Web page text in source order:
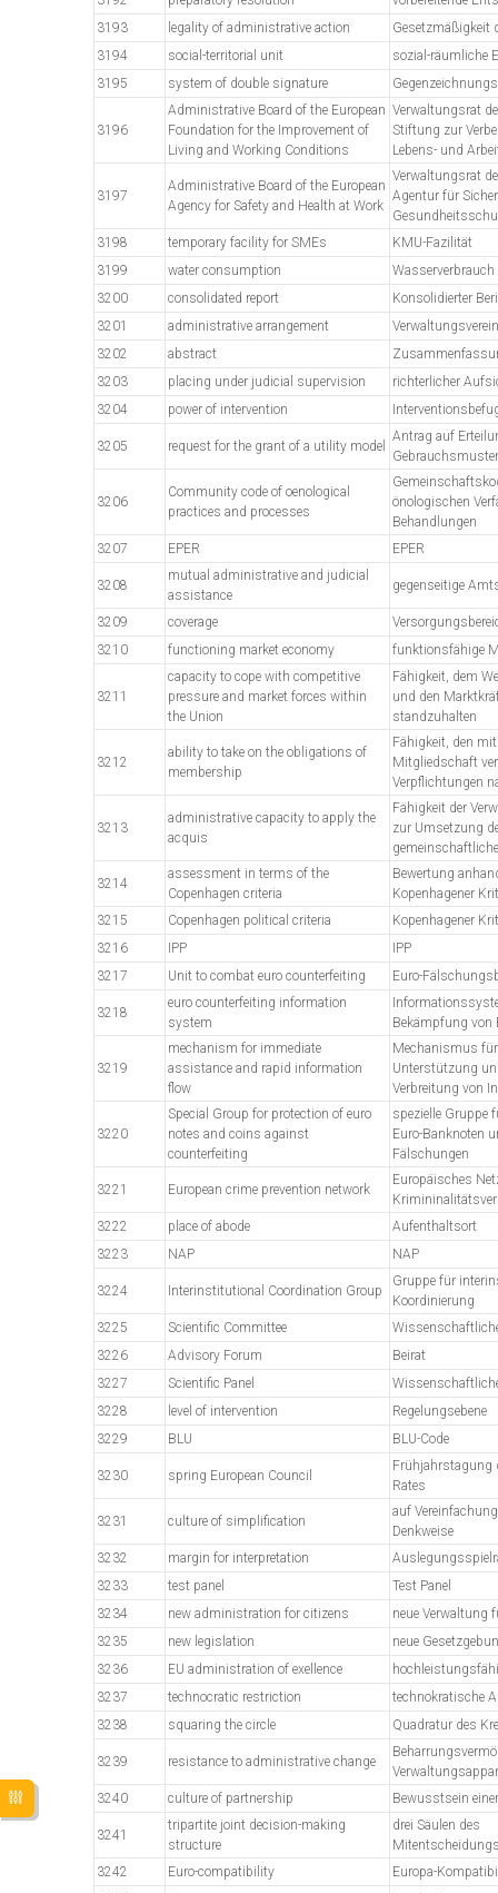
3193
legality of administrative action
Gesetzmäßigkeit
3194
social-territorial unit
sozial-räumliche
3195
system of double signature
3196
Administrative Board of the European
Foundation for the Improvement of
Living and Working Conditions
Verwaltungsrat
Stiftung zur
Lebens- und
3197
Administrative Board of the European
Agency for Safety and Health at Work
Verwaltungsrat
Agentur für
3198
temporary facility for SMEs
KMU-Fazilität
3199
water consumption
Wasserverbrauch
3200
consolidated report
Konsolidierter
3201
administrative arrangement
3202
abstract
3203
placing under judicial supervision
richterlicher
3204
power of intervention
3205 request for the grant of a utility model
Antrag auf
3206
Community code of oenological
practices and processes
önologischen
Behandlungen
3207
EPER EPER
3208
mutual administrative and judicial
assistance
gegenseitige
3209 coverage
3210
functioning market economy funktionsfähige
3211
capacity to cope with competitive
pressure and market forces within
the Union
Fähigkeit, dem
und den
standzuhalten
3212
ability to take on the obligations of
membership
Fähigkeit, den mit
Mitgliedschaft
Verpflichtungen
3213
administrative capacity to apply the
acquis
Fähigkeit der
zur Umsetzung
3214
assessment in terms of the
Copenhagen criteria
Bewertung
Kopenhagener
3215
Copenhagen political criteria
Kopenhagener
3216
IPP
IPP
3217
Unit to combat euro counterfeiting Euro-
3218
euro counterfeiting information
system
Bekämpfung von
3219
mechanism for immediate
assistance and rapid information
flow
Mechanismus
Unterstützung
Verbreitung von
3220
Special Group for protection of euro
notes and coins against
counterfeiting
spezielle Gruppe
Euro-Banknoten
Fälschungen
3221 European crime prevention network
Europäisches
3222
place of abode
Aufenthaltsort
3223
NAP NAP
3224 Interinstitutional Coordination Group
Gruppe für
Koordinierung
3225
Scientific Committee
3226
Advisory Forum
Beirat
3227
Scientific Panel
3228
level of intervention
Regelungsebene
3229
BLU BLU-Code
3230 spring European Council
Frühjahrstagung
Rates
3231 culture of simplification
auf
Denkweise
3232
margin for interpretation
3233
test panel
Test Panel
3234
new administration for citizens
neue Verwaltung
3235
new legislation
neue
3236
EU administration of exellence
3237
technocratic restriction
technokratische
3238
squaring the circle Quadratur des
3239 resistance to administrative change
3240
culture of partnership Bewusstsein
3241
tripartite joint decision-making
structure
drei Säulen des
3242
Euro-compatibility
Europa-